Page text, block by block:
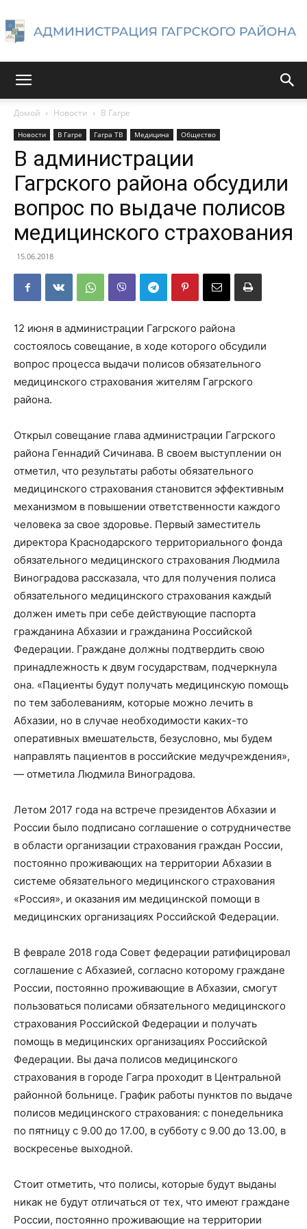
Гагрского
района
Домой Новости В Гагре
Новости В Гагре Гагра ТВ Медицина Общество
В администрации
Гагрского района обсудили
вопрос по выдаче полисов
медицинского страхования
15.06.2018
12 июня в администрации Гагрского района
состоялось совещание, в ходе которого обсудили
вопрос процесса выдачи полисов обязательного
медицинского страхования жителям Гагрского
района.
Открыл совещание глава администрации Гагрского
района Геннадий Сичинава. В своем выступлении он
отметил, что результаты работы обязательного
медицинского страхования становится эффективным
механизмом в повышении ответственности каждого
человека за свое здоровье. Первый заместитель
директора Краснодарского территориального фонда
обязательного медицинского страхования Людмила
Виноградова рассказала, что для получения полиса
обязательного медицинского страхования каждый
должен иметь при себе действующие паспорта
гражданина Абхазии и гражданина Российской
Федерации. Граждане должны подтвердить свою
принадлежность к двум государствам, подчеркнула
она. «Пациенты будут получать медицинскую помощь
по тем заболеваниям, которые можно лечить в
Абхазии, но в случае необходимости каких-то
оперативных вмешательств, безусловно, мы будем
направлять пациентов в российские медучреждения»,
— отметила Людмила Виноградова.
Летом 2017 года на встрече президентов Абхазии и
России было подписано соглашение о сотрудничестве
в области организации страхования граждан России,
постоянно проживающих на территории Абхазии в
системе обязательного медицинского страхования
«Россия», и оказания им медицинской помощи в
медицинских организациях Российской Федерации.
В феврале 2018 года Совет федерации ратифицировал
соглашение с Абхазией, согласно которому граждане
России, постоянно проживающие в Абхазии, смогут
пользоваться полисами обязательного медицинского
страхования Российской Федерации и получать
помощь в медицинских организациях Российской
Федерации. Вы дача полисов медицинского
страхования в городе Гагра проходит в Центральной
районной больнице. График работы пунктов по выдаче
полисов медицинского страхования: с понедельника
по пятницу с 9.00 до 17.00, в субботу с 9.00 до 13.00, в
воскресенье выходной.
Стоит отметить, что полисы, которые будут выданы
никак не будут отличаться от тех, что имеют граждане
России, постоянно проживающие на территории